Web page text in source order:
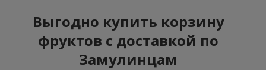
Выгодно купить корзину
фруктов с доставкой по
Замулинцам